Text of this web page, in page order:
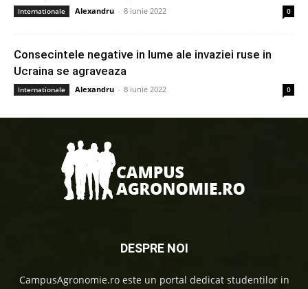
Internationale Alexandru - 8 iunie 2022 0
Consecintele negative in lume ale invaziei ruse in
Ucraina se agraveaza
Internationale Alexandru - 8 iunie 2022 0
DESPRE NOI
CampusAgronomie.ro este un portal dedicat studentilor in